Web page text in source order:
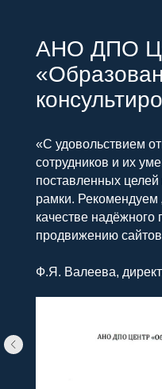
АНО ДПО
«С удовольствием
сотрудников и их
поставленных
рамки. Рекомендуем
качестве надёжного
продвижению
Ф.Я. Валеева,